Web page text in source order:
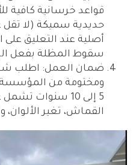
قواعد خرسانية كافية
أصلية عند التعليق
سقوط المظلة بفعل
ضمان العمل: اطلب
ومختومة من المؤسسة
5 إلى 10 سنوات
القماش، تغير الألوان،